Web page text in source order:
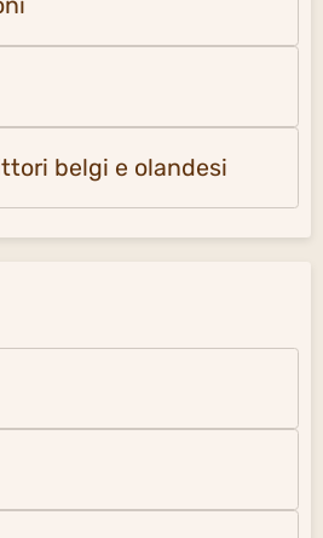
belgi e olandesi